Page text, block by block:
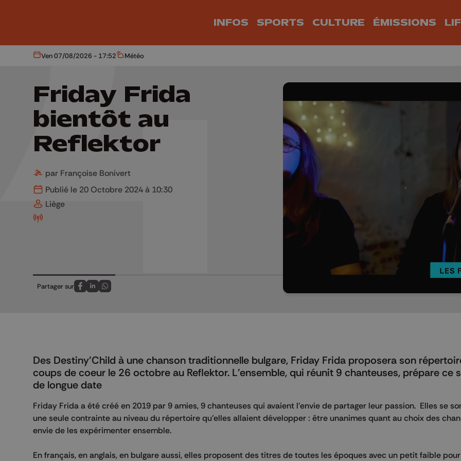
INFOS SPORTS CULTURE ÉMISSIONS
Aujourd'hui
Ven 07/08/2026 - 17:52 Météo
Météo
Friday Frida
bientôt au
Reflektor
par Françoise Bonivert
Publié le 20 Octobre 2024 à 10:30
Liège
Partager sur
Partagez sur FaceBook
Partagez sur LinkedIn
Partagez sur Whatsapp Mettre en pause
Des Destiny'Child à une chanson traditionnelle bulgare, Friday Frida proposera son
coups de coeur le 26 octobre au Reflektor. L'ensemble, qui réunit 9 chanteuses, prépare ce
de longue date
Friday Frida a été créé en 2019 par 9 amies, 9 chanteuses qui avaient l'envie de partager leur passion. Elles se
une seule contrainte au niveau du répertoire qu'elles allaient développer : être unanimes quant au choix des
envie de les expérimenter ensemble.
En français, en anglais, en bulgare aussi, elles proposent des titres de toutes les époques avec un petit faible